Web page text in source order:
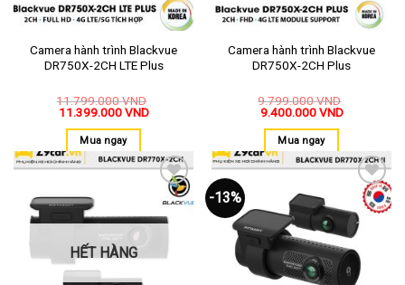
Camera hành trình Blackvue
DR750X-2CH LTE Plus
11.799.000VND
11.399.000VND
Mua ngay
Camera hành trình Blackvue
DR750X-2CH Plus
9.799.000VND
9.400.000VND
Mua ngay
Thêm
vào
yêu
HẾT HÀNG
-13%
Thêm
vào
thích